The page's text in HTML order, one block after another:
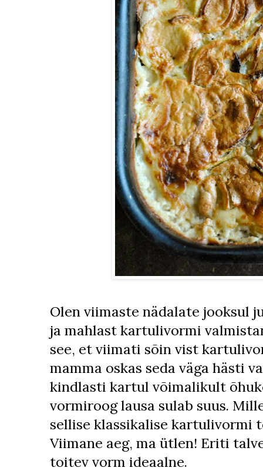
Olen viimaste nädalate jooksul
ja mahlast kartulivormi
see, et viimati sõin vist
mamma oskas seda väga hästi
kindlasti kartul võimalikult
vormiroog lausa sulab suus.
sellise klassikalise kartulivormi
Viimane aeg, ma ütlen! Eriti
toitev vorm ideaalne.